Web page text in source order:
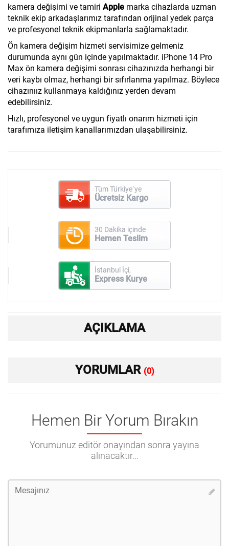
kamera değişimi ve tamiri Apple marka cihazlarda uzman
teknik ekip arkadaşlarımız tarafından orijinal yedek parça
ve profesyonel teknik ekipmanlarla sağlamaktadır.
Ön kamera değişim hizmeti servisimize gelmeniz
durumunda aynı gün içinde yapılmaktadır. iPhone 14 Pro
Max ön kamera değişimi sonrası cihazınızda herhangi bir
veri kaybı olmaz, herhangi bir sıfırlanma yapılmaz. Böylece
cihazınıız kullanmaya kaldığınız yerden devam
edebilirsiniz.
Hızlı, profesyonel ve uygun fiyatlı onarım hizmeti için
tarafımıza iletişim kanallarımızdan ulaşabilirsiniz.
Tüm Türkiye`ye
Ücretsiz Kargo
30 Dakika içinde
Hemen Teslim
İstanbul İçi,
Express Kurye
AÇIKLAMA
YORUMLAR (0)
Hemen Bir Yorum Bırakın
Yorumunuz editör onayından sonra yayına
alınacaktır...